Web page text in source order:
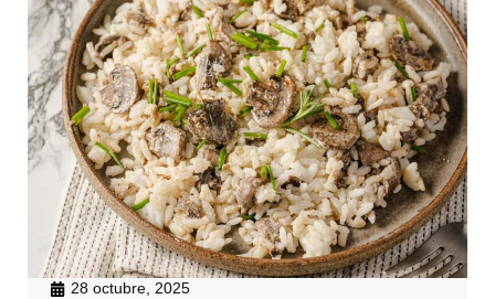
28 octubre, 2025